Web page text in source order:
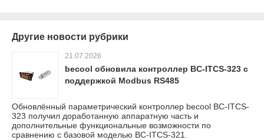
Другие новости рубрики
21.07.2026
becool обновила контроллер BC-ITCS-323 с
поддержкой Modbus RS485
Обновлённый параметрический контроллер becool BC-ITCS-
323 получил доработанную аппаратную часть и
дополнительные функциональные возможности по
сравнению с базовой моделью BC-ITCS-321.